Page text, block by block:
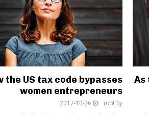
the US tax code bypasses
women entrepreneurs
by
root
2017-10-26
As